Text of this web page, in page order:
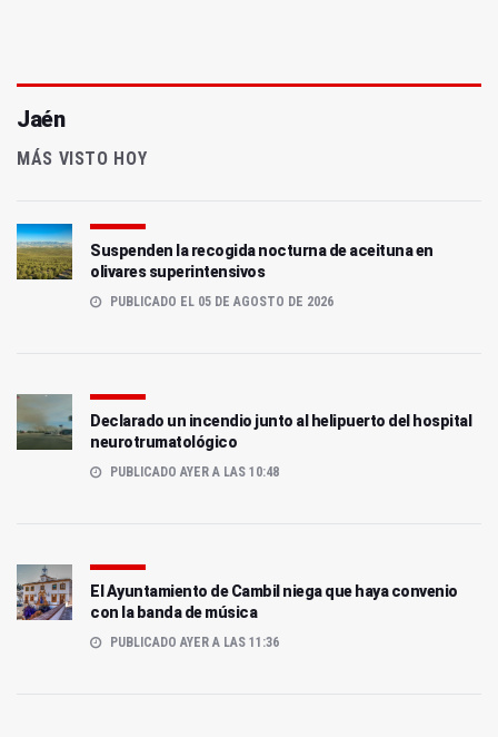
Jaén
MÁS VISTO HOY
Suspenden la recogida nocturna de aceituna en
olivares superintensivos
PUBLICADO EL 05 DE AGOSTO DE 2026
Declarado un incendio junto al helipuerto del hospital
neurotrumatológico
PUBLICADO AYER A LAS 10:48
El Ayuntamiento de Cambil niega que haya convenio
con la banda de música
PUBLICADO AYER A LAS 11:36